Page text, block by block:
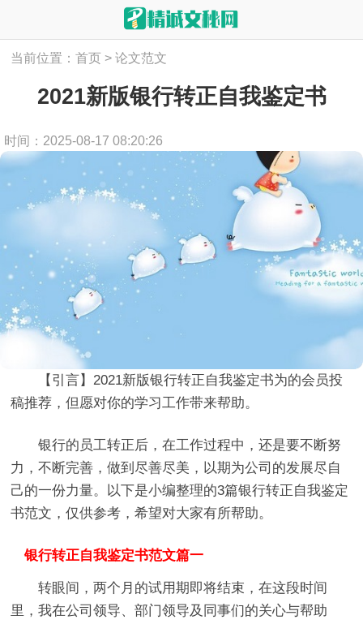
当前位置：首页 > 论文范文
2021新版银行转正自我鉴定书
时间：2025-08-17 08:20:26
【引言】 2021新版银行转正自我鉴定书为的会员投
稿推荐，但愿对你的学习工作带来帮助。
银行的员工转正后，在工作过程中，还是要不断努
力，不断完善，做到尽善尽美，以期为公司的发展尽自
己的一份力量。以下是小编整理的3篇银行转正自我鉴定
书范文，仅供参考，希望对大家有所帮助。
银行转正自我鉴定书范文篇一
转眼间，两个月的试用期即将结束，在这段时间
里，我在公司领导、部门领导及同事们的关心与帮助